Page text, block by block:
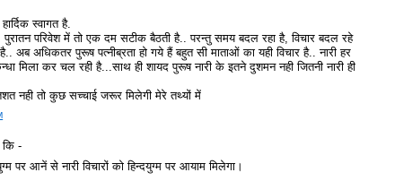
स्वागत है.
पुरातन परिवेश में तो एक दम सटीक बैठती है.. परन्तु समय बदल रहा है, विचार बदल रहे
अब अधिकतर पुरूष पत्नीब्रता हो गये हैं बहुत सी माताओं का यही विचार है.. नारी हर
मिला कर चल रही है...साथ ही शायद पुरूष नारी के इतने दुशमन नही जितनी नारी ही
नही तो कुछ सच्चाई जरूर मिलेगी मेरे तथ्यों में
कि -
आनें से नारी विचारों को हिन्दयुग्म पर आयाम मिलेगा।